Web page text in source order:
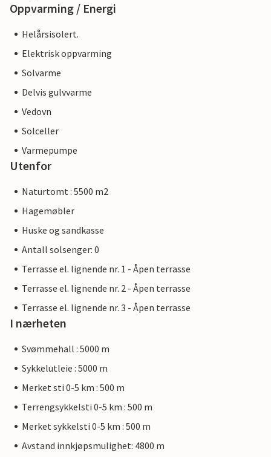
Oppvarming / Energi
Helårsisolert.
Elektrisk oppvarming
Solvarme
Delvis gulvvarme
Vedovn
Solceller
Varmepumpe
Utenfor
Naturtomt : 5500 m2
Hagemøbler
Huske og sandkasse
Antall solsenger: 0
Terrasse el. lignende nr. 1 - Åpen terrasse
Terrasse el. lignende nr. 2 - Åpen terrasse
Terrasse el. lignende nr. 3 - Åpen terrasse
I nærheten
Svømmehall : 5000 m
Sykkelutleie : 5000 m
Merket sti 0-5 km : 500 m
Terrengsykkelsti 0-5 km : 500 m
Merket sykkelsti 0-5 km : 500 m
Avstand innkjøpsmulighet: 4800 m